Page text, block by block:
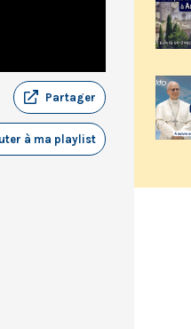
Partager
à ma playlist